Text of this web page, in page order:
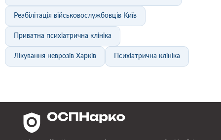
Реабілітація військовослужбовців Київ
Приватна психіатрична клініка
Лікування неврозів Харків Психіатрична клініка